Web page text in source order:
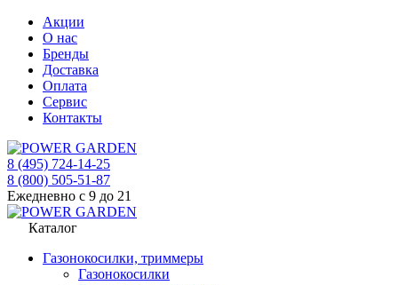
Акции
О нас
Бренды
Доставка
Оплата
Сервис
Контакты
8 (495) 724-14-25
8 (800) 505-51-87
Ежедневно с 9 до 21
Каталог
Газонокосилки, триммеры
Газонокосилки